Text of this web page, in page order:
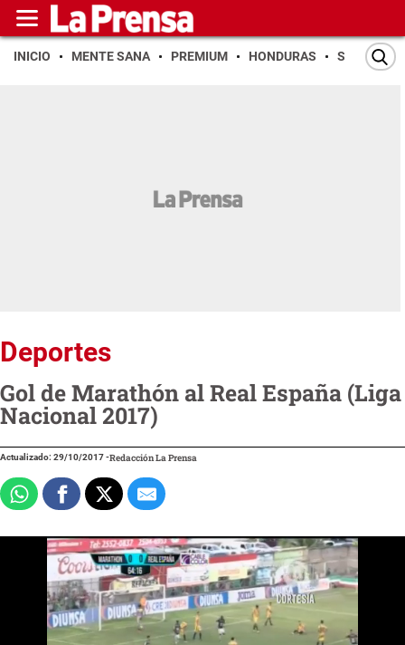
INICIO MENTE SANA PREMIUM HONDURAS SAN PEDRO
Deportes
Gol de Marathón al Real España (Liga
Nacional 2017)
Actualizado: 29/10/2017-Redacción La Prensa